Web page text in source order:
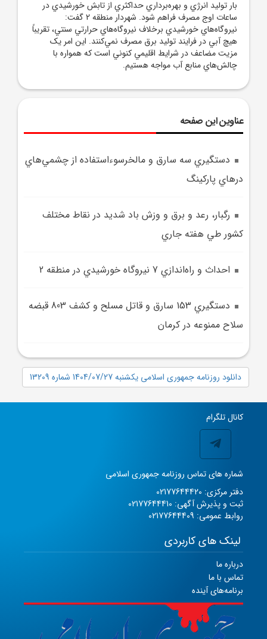
بار توليد انرژي و بهره‌برداري حداکثري از تابش خورشيدي در
ساعات اوج مصرف فراهم شود. شهردار منطقه 2 گفت:
نيروگاه‌هاي خورشيدي برخلاف نيروگاه‌هاي حرارتي سنتي، تقريباً
هيچ آبي در فرايند توليد برق مصرف نمي‌کنند. اين امر يک
مزيت مضاعف در شرايط اقليمي کنوني است که همواره با
چالش‌هاي منابع آب مواجه هستيم.
عناوین این صفحه
دستگيري سه سارق و مالخرسوء‌استفاده از چشمي‌هاي
درهاي پارکينگ
رگبار، رعد و برق و وزش باد شديد در نقاط مختلف
کشور طي هفته جاري
احداث و راه‌اندازي 7 نيروگاه خورشيدي در منطقه 2
دستگيري 153 سارق و قاتل مسلح و کشف 803 قبضه
سلاح ممنوعه در کرمان
دانلود روزنامه جمهوری اسلامی یکشنبه 1404/07/27 شماره 13209
کانال تلگرام
شماره های تماس روزنامه جمهوری اسلامی
دفتر مرکزی: 02177644420
ثبت و پذیرش آگهی: 02177644410
روابط عمومی: 02177644409
لینک های کاربردی
درباره ما
تماس با ما
برنامه‌های آینده